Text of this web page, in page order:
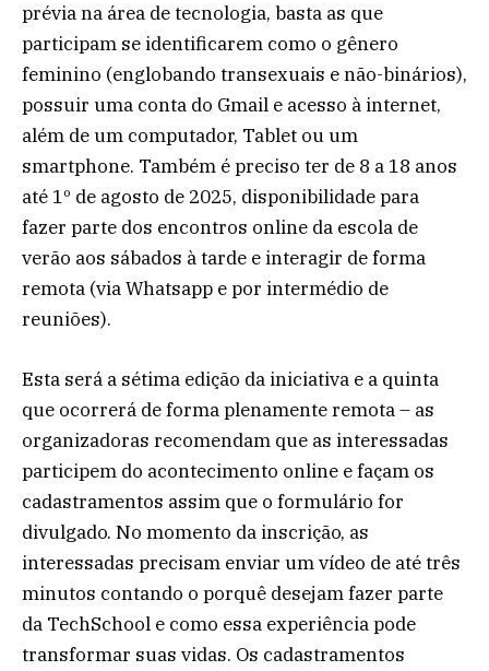
prévia na área de tecnologia, basta as que
participam se identificarem como o gênero
feminino (englobando transexuais e não-binários),
possuir uma conta do Gmail e acesso à internet,
além de um computador, Tablet ou um
smartphone. Também é preciso ter de 8 a 18 anos
até 1º de agosto de 2025, disponibilidade para
fazer parte dos encontros online da escola de
verão aos sábados à tarde e interagir de forma
remota (via Whatsapp e por intermédio de
reuniões).
Esta será a sétima edição da iniciativa e a quinta
que ocorrerá de forma plenamente remota – as
organizadoras recomendam que as interessadas
participem do acontecimento online e façam os
cadastramentos assim que o formulário for
divulgado. No momento da inscrição, as
interessadas precisam enviar um vídeo de até três
minutos contando o porquê desejam fazer parte
da TechSchool e como essa experiência pode
transformar suas vidas. Os cadastramentos